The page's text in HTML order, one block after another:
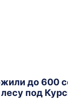
до 600
под